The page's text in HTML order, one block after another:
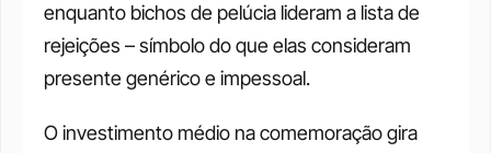
enquanto bichos de pelúcia lideram a lista de
rejeições – símbolo do que elas consideram
presente genérico e impessoal.
O investimento médio na comemoração gira